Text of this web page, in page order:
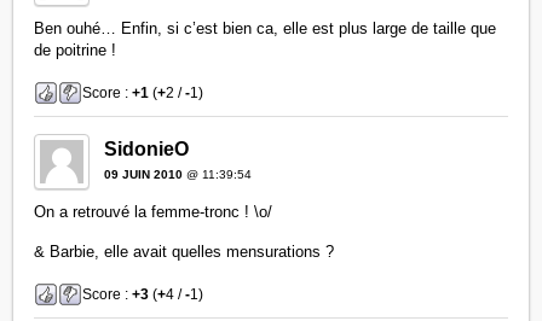
Ben ouhé… Enfin, si c’est bien ca, elle est plus large de taille que
de poitrine !
Score :+1 (+2 /-1)
SidonieO
09 JUIN 2010 @ 11:39:54
On a retrouvé la femme-tronc ! \o/
& Barbie, elle avait quelles mensurations ?
Score :+3 (+4 /-1)